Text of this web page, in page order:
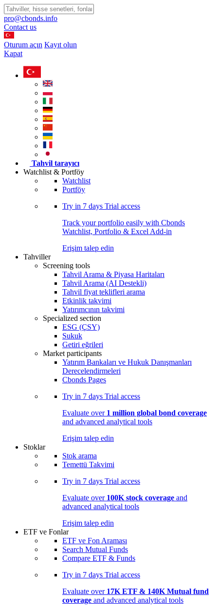
pro@cbonds.info
Contact us
Oturum açın Kayıt olun
Kapat
Tahvil tarayıcı
Watchlist & Portföy
Watchlist
Portföy
Try in 7 days Trial access
Track your portfolio easily with Cbonds
Watchlist, Portfolio & Excel Add-in
Erişim talep edin
Tahviller
Screening tools
Tahvil Arama & Piyasa Haritaları
Tahvil Arama (AI Destekli)
Tahvil fiyat teklifleri arama
Etkinlik takvimi
Yatırımcının takvimi
Specialized section
ESG (ÇSY)
Sukuk
Getiri eğrileri
Market participants
Yatırım Bankaları ve Hukuk Danışmanları
Derecelendirmeleri
Cbonds Pages
Try in 7 days Trial access
Evaluate over 1 million global bond coverage
and advanced analytical tools
Erişim talep edin
Stoklar
Stok arama
Temettü Takvimi
Try in 7 days Trial access
Evaluate over 100K stock coverage and
advanced analytical tools
Erişim talep edin
ETF ve Fonlar
ETF ve Fon Araması
Search Mutual Funds
Compare ETF & Funds
Try in 7 days Trial access
Evaluate over 17K ETF & 140K Mutual fund
coverage and advanced analytical tools